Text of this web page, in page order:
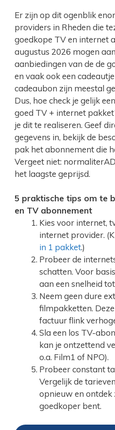
Er zijn op dit ogenblik
providers in Rheden die
goedkope TV en internet
augustus 2026 mogen
aanbiedingen van de de
en vaak ook een
cadeaubon zijn meestal
Dus, hoe check je gelijk
goed TV + internet
je dit te realiseren. Geef
gegevens in, bekijk de
pak het abonnement die
Vergeet niet:
het laagste geprijsd.
5 praktische tips om te
en TV abonnement
Kies voor internet,
internet provider.
in 1 pakket.)
Probeer de
schatten. Voor
aan een snelheid
Neem geen dure
filmpakketten.
factuur flink
Sla een los TV-
kan je ontzettend
o.a. Film1 of NPO).
Probeer constant
Vergelijk de
opnieuw en ontdek
goedkoper bent.